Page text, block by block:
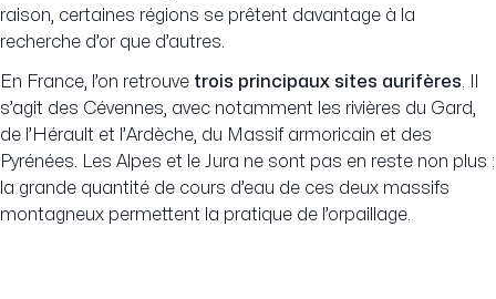
raison, certaines régions se prêtent davantage à la
recherche d’or que d’autres.
En France, l’on retrouve trois principaux sites aurifères
s’agit des Cévennes, avec notamment les rivières du Gard,
de l’Hérault et l’Ardèche, du Massif armoricain et des
Pyrénées. Les Alpes et le Jura ne sont pas en reste non plus :
la grande quantité de cours d’eau de ces deux massifs
montagneux permettent la pratique de l’orpaillage.